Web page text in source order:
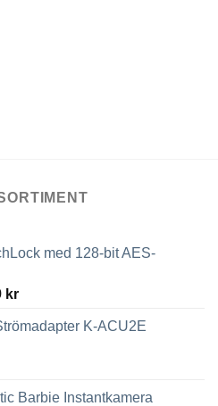
med 128-bit AES-
krPrisintervall:
till
K-ACU2E
Barbie Instantkamera